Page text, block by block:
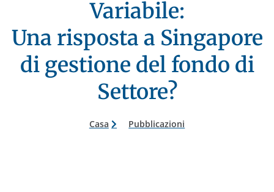
Variabile:
Una risposta a Singapore
di gestione del fondo di
Settore?
Casa Pubblicazioni